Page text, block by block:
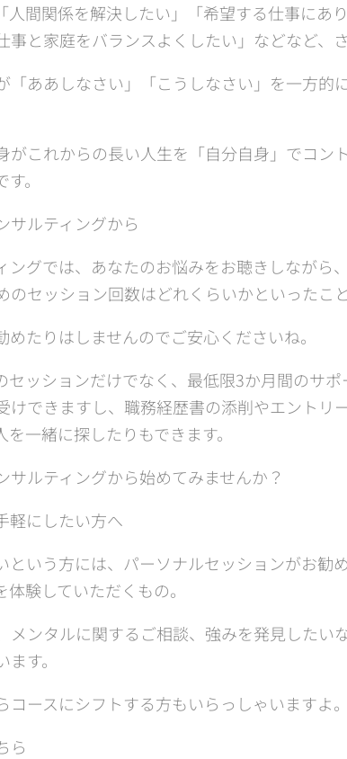
人間関係を解決したい」「希望する仕事にあ
と家庭をバランスよくしたい」などなど、さ
「ああしなさい」「こうしなさい」を一方的
がこれからの長い人生を「自分自身」でコン
。
ルティングから
グでは、あなたのお悩みをお聴きしながら
のセッション回数はどれくらいかといったこ
たりはしませんのでご安心くださいね。
セッションだけでなく、最低限3か月間のサ
けできますし、職務経歴書の添削やエントリ
一緒に探したりもできます。
サルティングから始めてみませんか？
軽にしたい方へ
という方には、パーソナルセッションがお勧
験していただくもの。
メンタルに関するご相談、強みを発見したい
す。
ースにシフトする方もいらっしゃいますよ。
ら